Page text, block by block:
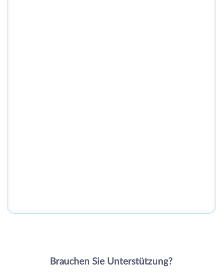
Brauchen Sie Unterstützung?